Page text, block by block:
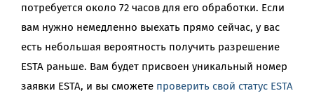
потребуется около 72 часов для его обработки. Если
вам нужно немедленно выехать прямо сейчас, у вас
есть небольшая вероятность получить разрешение
ESTA раньше. Вам будет присвоен уникальный номер
заявки ESTA, и вы сможете проверить свой статус ESTA